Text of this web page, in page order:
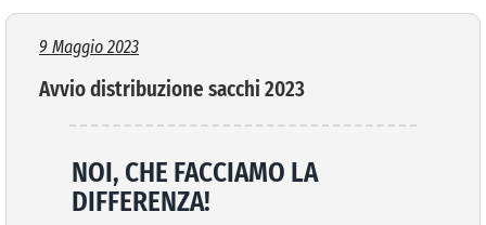
SERVIZI E UTILITA’
VIVERE VANZAGO
9 Maggio 2023
Avvio distribuzione sacchi 2023
NOI, CHE FACCIAMO LA
DIFFERENZA!